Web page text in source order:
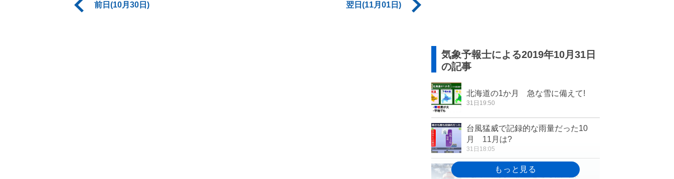
前日(10月30日) 翌日(11月01日)
気象予報士による2019年10月31日
の記事
北海道の1か月 急な雪に備えて!
31日19:50
台風猛威で記録的な雨量だった10
月 11月は?
31日18:05
九州 佐賀の秋空を彩る熱気球